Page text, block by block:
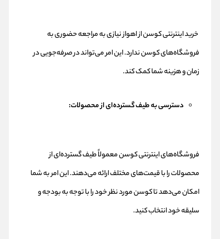
خرید اینترنتی کوسن از اهواز نیازی به مراجعه حضوری به
فروشگاه‌های کوسن ندارد. این امر می‌تواند در صرفه‌جویی در
زمان و هزینه شما کمک کند.
دسترسی به طیف گسترده‌ای از محصولات:
فروشگاه‌های اینترنتی کوسن معمولاً طیف گسترده‌ای از
محصولات را با قیمت‌های مختلف ارائه می‌دهند. این امر به شما
امکان می‌دهد تا کوسن مورد نظر خود را با توجه به بودجه و
سلیقه خود انتخاب کنید.